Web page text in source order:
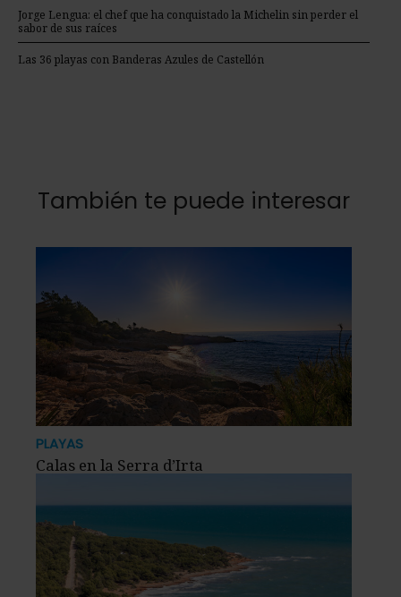
Jorge Lengua: el chef que ha conquistado la Michelin sin perder el
sabor de sus raíces
Las 36 playas con Banderas Azules de Castellón
También te puede interesar
PLAYAS
Calas en la Serra d’Irta